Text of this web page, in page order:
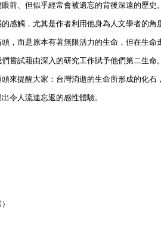
前、但似乎經常會被遺忘的背後深遠的歷
感觸，尤其是作者利用他身為人文學者的
，而是原本有著無限活力的生命，但在生
嘗試藉由深入的研究工作賦予他們第二生
來提醒大家：台灣消逝的生命所形成的化
令人流連忘返的感性體驗。